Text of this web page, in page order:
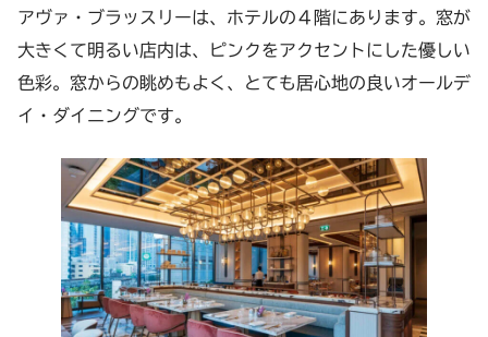
アヴァ・ブラッスリーは、ホテルの４階にあります。窓が
大きくて明るい店内は、ピンクをアクセントにした優しい
色彩。窓からの眺めもよく、とても居心地の良いオールデ
イ・ダイニングです。